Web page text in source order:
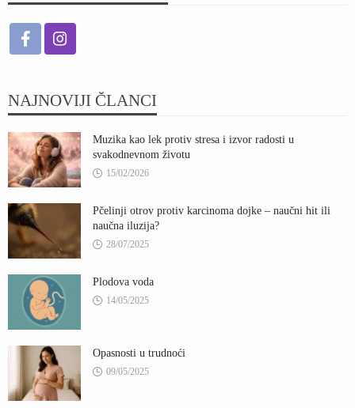
NAJNOVIJI ČLANCI
Muzika kao lek protiv stresa i izvor radosti u
svakodnevnom životu
15/02/2026
Pčelinji otrov protiv karcinoma dojke – naučni hit ili
naučna iluzija?
28/07/2025
Plodova voda
14/05/2025
Opasnosti u trudnoći
09/05/2025